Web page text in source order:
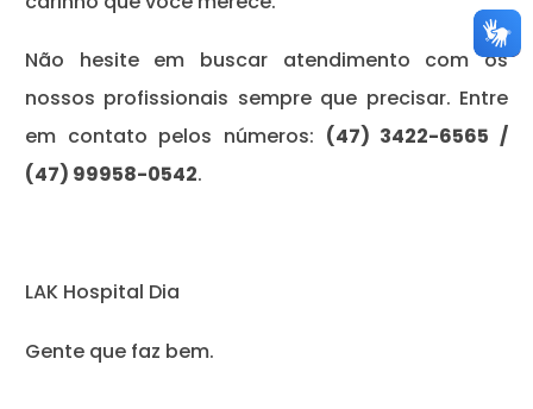
Não hesite em buscar atendimento com os
nossos profissionais sempre que precisar. Entre
em contato pelos números: (47) 3422-6565 /
(47) 99958-0542.
LAK Hospital Dia
Gente que faz bem.